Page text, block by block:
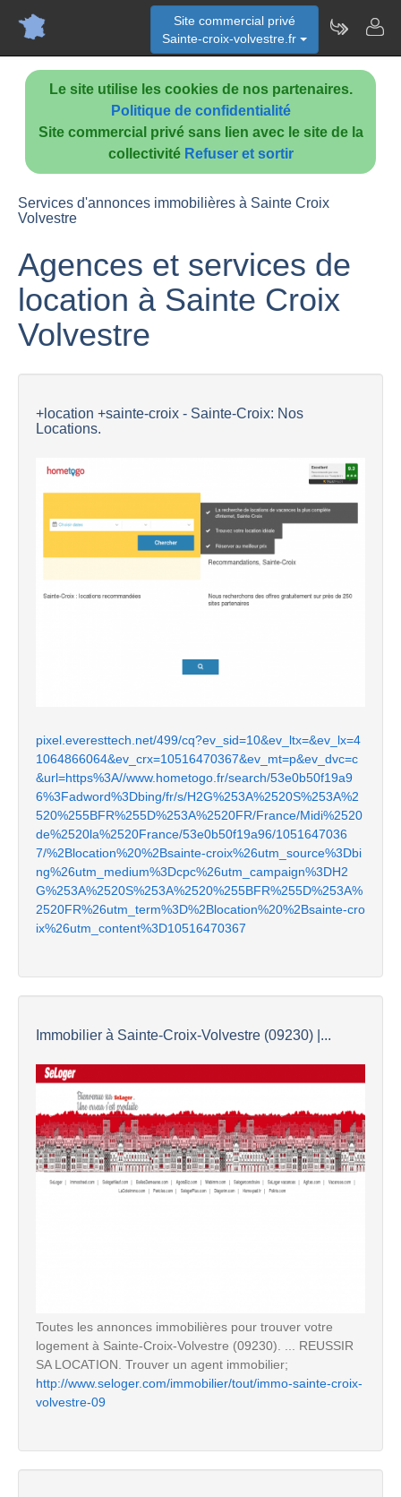
Le site utilise les cookies de nos partenaires.
Politique de confidentialité
Site commercial privé sans lien avec le site de la
collectivité Refuser et sortir
Site commercial privé
Sainte-croix-volvestre.fr
Services d'annonces immobilières à Sainte Croix
Volvestre
Agences et services de
location à Sainte Croix
Volvestre
+location +sainte-croix - Sainte-Croix: Nos
Locations.
pixel.everesttech.net/499/cq?ev_sid=10&ev_ltx=&ev_lx=4
1064866064&ev_crx=10516470367&ev_mt=p&ev_dvc=c
&url=https%3A//www.hometogo.fr/search/53e0b50f19a9
6%3Fadword%3Dbing/fr/s/H2G%253A%2520S%253A%2
520%255BFR%255D%253A%2520FR/France/Midi%2520
de%2520la%2520France/53e0b50f19a96/1051647036
7/%2Blocation%20%2Bsainte-croix%26utm_source%3Dbi
ng%26utm_medium%3Dcpc%26utm_campaign%3DH2
G%253A%2520S%253A%2520%255BFR%255D%253A%
2520FR%26utm_term%3D%2Blocation%20%2Bsainte-cro
ix%26utm_content%3D10516470367
Immobilier à Sainte-Croix-Volvestre (09230) |...
Toutes les annonces immobilières pour trouver votre
logement à Sainte-Croix-Volvestre (09230). ... REUSSIR
SA LOCATION. Trouver un agent immobilier;
http://www.seloger.com/immobilier/tout/immo-sainte-croix-
volvestre-09